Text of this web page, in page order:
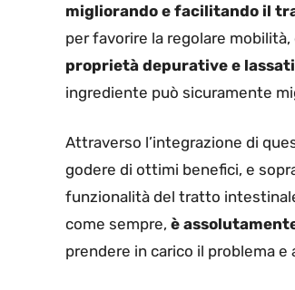
migliorando e facilitando il
per favorire la regolare
proprietà depurative e
ingrediente può sicuramente
Attraverso l’integrazione di
godere di ottimi benefici, e
funzionalità del tratto
come sempre, è
prendere in carico il problema e